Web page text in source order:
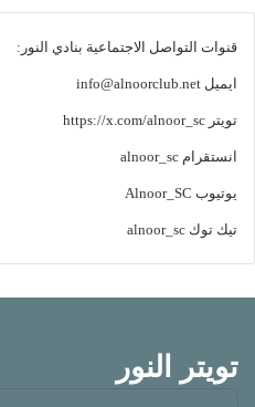
قنوات التواصل الاجتماعية بنادي النور:
ايميل info@alnoorclub.net
تويتر https://x.com/alnoor_sc
انستقرام alnoor_sc
يوتيوب Alnoor_SC
تيك توك alnoor_sc
تويتر النور